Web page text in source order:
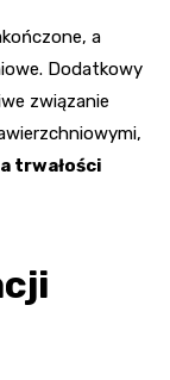
a
Dodatkowy
związanie
trwałości